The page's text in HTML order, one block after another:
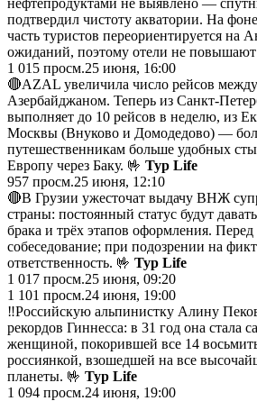
подтвердил чистоту акватории. На
часть туристов переориентируется на
ожиданий, поэтому отели не
1 015 просм.25 июня, 16:00
🔴AZAL увеличила число рейсов
Азербайджаном. Теперь из Санкт-
выполняет до 10 рейсов в неделю, из
Москвы (Внуково и Домодедово) —
путешественникам больше удобных
Европу через Баку. 🤟 Тур Life
957 просм.25 июня, 12:10
🔴В Грузии ужесточат выдачу ВНЖ
страны: постоянный статус будут
брака и трёх этапов оформления.
собеседование; при подозрении на
ответственность. 🤟 Тур Life
1 017 просм.25 июня, 09:20
1 101 просм.24 июня, 19:00
‼️Российскую альпинистку Алину
рекордов Гиннесса: в 31 год она стала
женщиной, покорившей все 14
россиянкой, взошедшей на все
планеты. 🤟 Тур Life
1 094 просм.24 июня, 19:00